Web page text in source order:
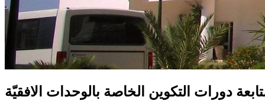
دورات التكوين الخاصة بالوحدات الافقيّة